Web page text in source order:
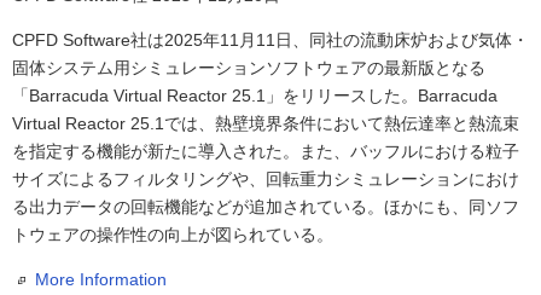
CPFD Software社は2025年11月11日、同社の流動床炉および気体・
固体システム用シミュレーションソフトウェアの最新版となる
「Barracuda Virtual Reactor 25.1」をリリースした。Barracuda
Virtual Reactor 25.1では、熱壁境界条件において熱伝達率と熱流束
を指定する機能が新たに導入された。また、バッフルにおける粒子
サイズによるフィルタリングや、回転重力シミュレーションにおけ
る出力データの回転機能などが追加されている。ほかにも、同ソフ
トウェアの操作性の向上が図られている。
More Information